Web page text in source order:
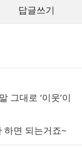
답글쓰기
그대로 ‘이웃’이
하면 되는거죠~